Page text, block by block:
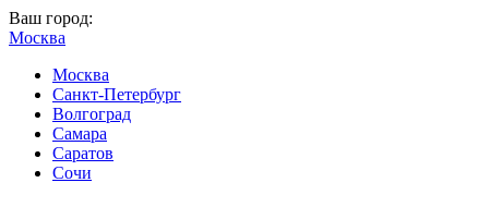
Ваш город:
Москва
Москва
Санкт-Петербург
Волгоград
Самара
Саратов
Сочи